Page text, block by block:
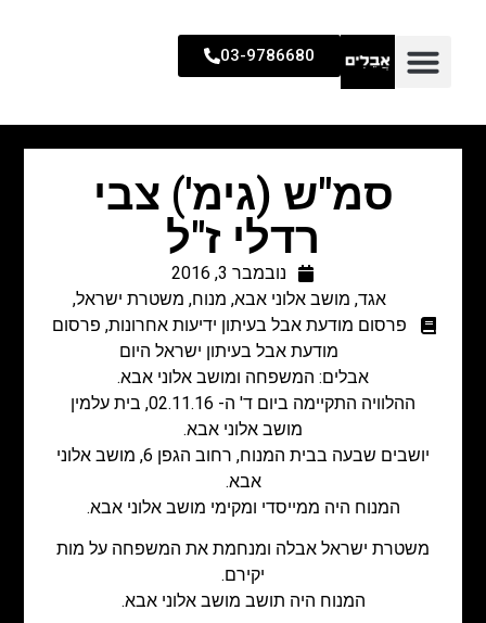
03-9786680
סמ"ש (גימ') צבי
רדלי ז"ל
נובמבר 3, 2016
אגד, מושב אלוני אבא, מנוח, משטרת ישראל,
פרסום מודעת אבל בעיתון ידיעות אחרונות, פרסום
מודעת אבל בעיתון ישראל היום
אבלים: המשפחה ומושב אלוני אבא.
ההלוויה התקיימה ביום ד' ה- 02.11.16, בית עלמין
מושב אלוני אבא.
יושבים שבעה בבית המנוח, רחוב הגפן 6, מושב אלוני
אבא.
המנוח היה ממייסדי ומקימי מושב אלוני אבא.
משטרת ישראל אבלה ומנחמת את המשפחה על מות
יקירם.
המנוח היה תושב מושב אלוני אבא.